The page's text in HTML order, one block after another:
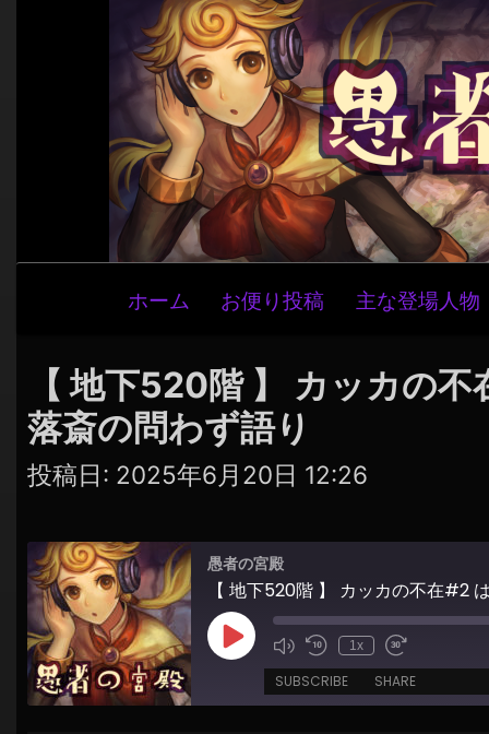
ビ
ゲ
ー
ョ
ン
ホーム お便り投稿 主な登場人物
【 地下520階 】 カッカの
落斎の問わず語り
投稿日: 2025年6月20日 12:26
愚者の宮殿
【 地下520階 】 カッカの不在#2
Play
Episode
1x
SUBSCRIBE SHARE